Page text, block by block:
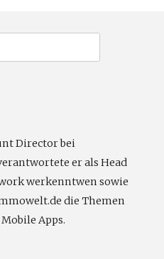
Director bei
er als Head
werkenntwen sowie
die Themen
Apps.